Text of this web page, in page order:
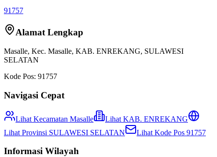
91757
Alamat Lengkap
Masalle, Kec. Masalle, KAB. ENREKANG, SULAWESI
SELATAN
Kode Pos: 91757
Navigasi Cepat
Lihat Kecamatan Masalle Lihat KAB. ENREKANG
Lihat Provinsi SULAWESI SELATAN Lihat Kode Pos 91757
Informasi Wilayah